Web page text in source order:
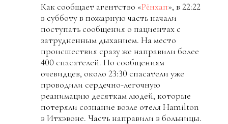
Как сообщает агентство «Рёнхап», в 22:22
в субботу в пожарную часть начали
поступать сообщения о пациентах с
затрудненным дыханием. На место
происшествия сразу же направили более
400 спасателей. По сообщениям
очевидцев, около 23:30 спасатели уже
проводили сердечно-легочную
реанимацию десяткам людей, которые
потеряли сознание возле отеля Hamilton
в Итхэвоне. Часть направили в больницы.